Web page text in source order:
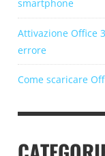
smartphone
Attivazione Office
errore
Come scaricare